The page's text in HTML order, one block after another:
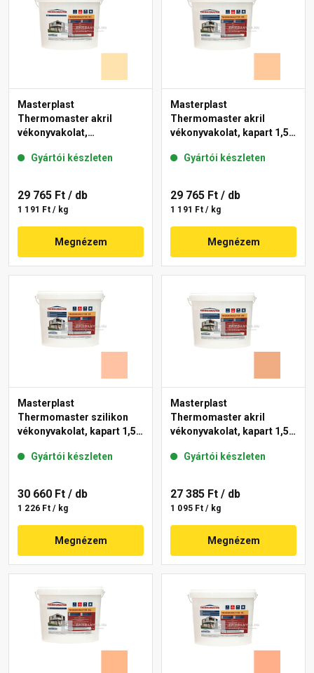
Masterplast
Thermomaster akril
vékonyvakolat,
01-E 25 kg
Gyártói készleten
29 765 Ft / db
1 191 Ft / kg
Megnézem
Masterplast
Thermomaster akril
vékonyvakolat, kapart 1,5
Gyártói készleten
29 765 Ft / db
1 191 Ft / kg
Megnézem
Masterplast
Thermomaster szilikon
vékonyvakolat, kapart 1,5
Gyártói készleten
30 660 Ft / db
1 226 Ft / kg
Megnézem
Masterplast
Thermomaster akril
vékonyvakolat, kapart 1,5
Gyártói készleten
27 385 Ft / db
1 095 Ft / kg
Megnézem